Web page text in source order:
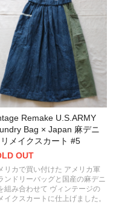
Remake U.S.ARMY
Bag × Japan 麻デニ
メイクスカート #5
OUT
リカで買い付けた アメリカ軍
ンドリーバッグと国産の麻デニ
組み合わせて ヴィンテージの
イクスカートに仕上げました。